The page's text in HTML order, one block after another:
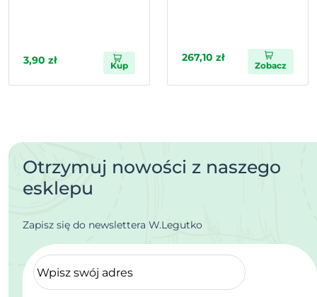
3,90 zł Kup
267,10 zł
Zobacz
Otrzymuj nowości z naszego
esklepu
Zapisz się do newslettera W.Legutko